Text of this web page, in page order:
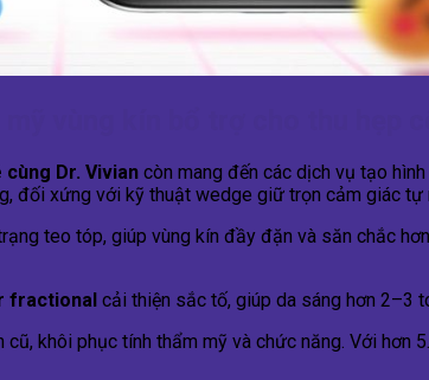
Dr. Vivian còn mang đến các dịch vụ tạo
đối xứng với kỹ thuật wedge giữ trọn cảm giác tự
teo tóp, giúp vùng kín đầy đặn và săn chắc
fractional cải thiện sắc tố, giúp da sáng hơn 2–3
cũ, khôi phục tính thẩm mỹ và chức năng. Với hơn